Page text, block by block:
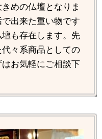
めの仏壇となりま
出来た重い物です
も存在します。先
々系商品としての
お気軽にご相談下